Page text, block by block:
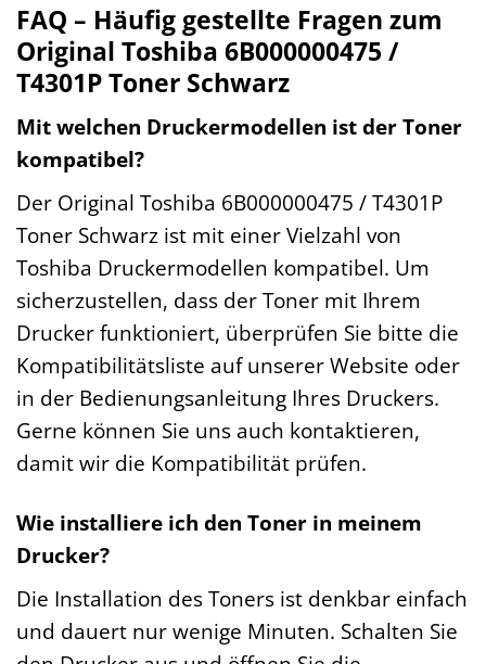
FAQ – Häufig gestellte Fragen zum
Original Toshiba 6B000000475 /
T4301P Toner Schwarz
Mit welchen Druckermodellen ist der Toner
kompatibel?
Der Original Toshiba 6B000000475 / T4301P
Toner Schwarz ist mit einer Vielzahl von
Toshiba Druckermodellen kompatibel. Um
sicherzustellen, dass der Toner mit Ihrem
Drucker funktioniert, überprüfen Sie bitte die
Kompatibilitätsliste auf unserer Website oder
in der Bedienungsanleitung Ihres Druckers.
Gerne können Sie uns auch kontaktieren,
damit wir die Kompatibilität prüfen.
Wie installiere ich den Toner in meinem
Drucker?
Die Installation des Toners ist denkbar einfach
und dauert nur wenige Minuten. Schalten Sie